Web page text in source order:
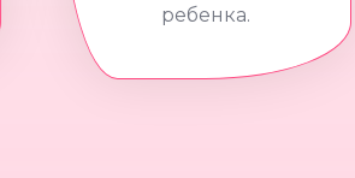
ребенка.